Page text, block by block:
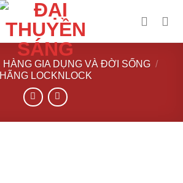
HÀNG GIA DỤNG VÀ ĐỜI SỐNG /
HÃNG LOCKNLOCK